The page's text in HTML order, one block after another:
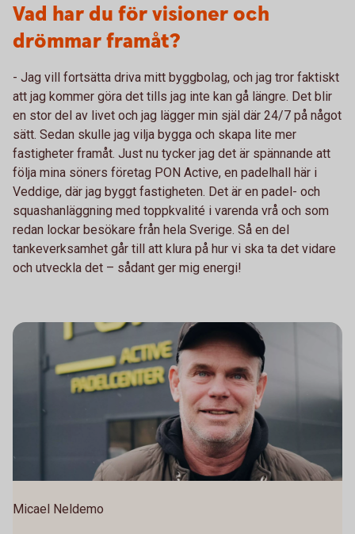
Vad har du för visioner och
drömmar framåt?
- Jag vill fortsätta driva mitt byggbolag, och jag tror faktiskt
att jag kommer göra det tills jag inte kan gå längre. Det blir
en stor del av livet och jag lägger min själ där 24/7 på något
sätt. Sedan skulle jag vilja bygga och skapa lite mer
fastigheter framåt. Just nu tycker jag det är spännande att
följa mina söners företag PON Active, en padelhall här i
Veddige, där jag byggt fastigheten. Det är en padel- och
squashanläggning med toppkvalité i varenda vrå och som
redan lockar besökare från hela Sverige. Så en del
tankeverksamhet går till att klura på hur vi ska ta det vidare
och utveckla det – sådant ger mig energi!
Micael Neldemo